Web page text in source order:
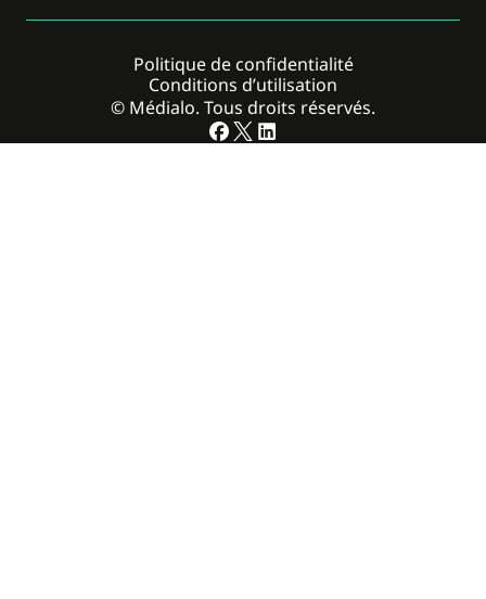
© Médialo. Tous droits réservés.
Politique de confidentialité
Conditions d’utilisation